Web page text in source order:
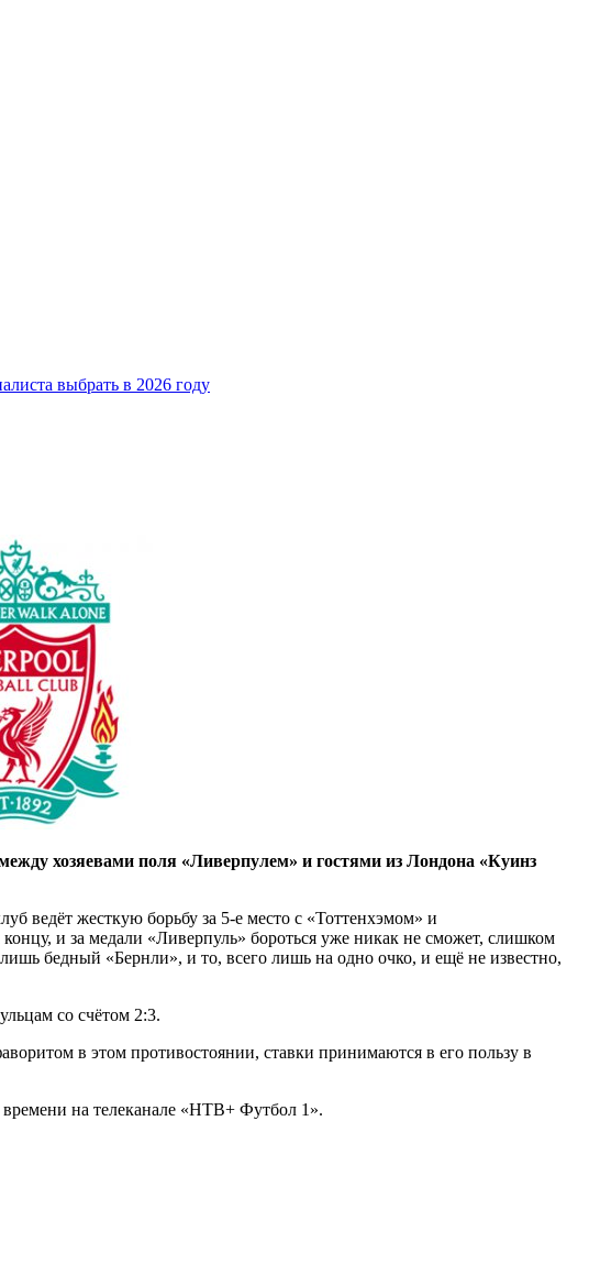
выбрать в 2026 году
хозяевами поля «Ливерпулем» и гостями из Лондона «Куинз
ведёт жесткую борьбу за 5-е место с «Тоттенхэмом» и
и за медали «Ливерпуль» бороться уже никак не сможет, слишком
бедный «Бернли», и то, всего лишь на одно очко, и ещё не известно,
со счётом 2:3.
в этом противостоянии, ставки принимаются в его пользу в
на телеканале «НТВ+ Футбол 1».